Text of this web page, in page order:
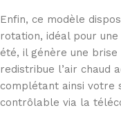
Enfin, ce modèle
rotation, idéal pour
été, il génère une brise
redistribue l’air chaud
complétant ainsi votre
contrôlable via la